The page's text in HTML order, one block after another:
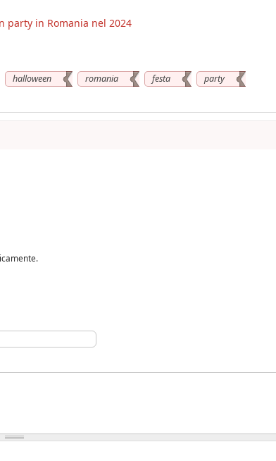
party in Romania nel 2024
halloween romania festa party